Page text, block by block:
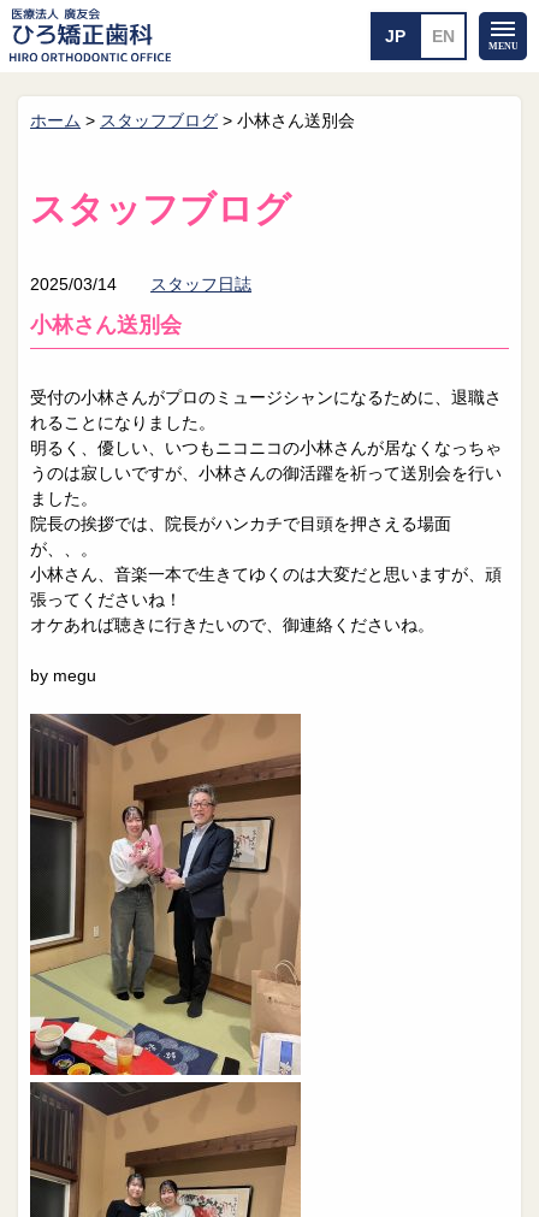
ホーム 矯正治療について
院長紹介
メール送信
皆さんの声 求人
治療相談
スタッフブログ
MAILはこちら
ホーム > スタッフブログ > 小林さん送別会
スタッフブログ
2025/03/14 スタッフ日誌
小林さん送別会
受付の小林さんがプロのミュージシャンになるために、退職さ
れることになりました。
明るく、優しい、いつもニコニコの小林さんが居なくなっちゃ
うのは寂しいですが、小林さんの御活躍を祈って送別会を行い
ました。
院長の挨拶では、院長がハンカチで目頭を押さえる場面
が、、。
小林さん、音楽一本で生きてゆくのは大変だと思いますが、頑
張ってくださいね！
オケあれば聴きに行きたいので、御連絡くださいね。
by megu